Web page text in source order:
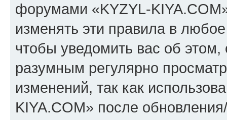
форумами «KYZYL-
изменять эти правила в
чтобы уведомить вас об
разумным регулярно
изменений, так как
KIYA.COM» после